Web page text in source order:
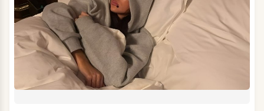
отпуске». В набор вошли косметичка и масло
для тела с экстрактом помадного дерева
(аннато) и SPF 15, которое помогает придать
коже естественный бронзовый оттенок, легкое
сияние и одновременно защищает ее от
солнца. Формула сочетает ухаживающие